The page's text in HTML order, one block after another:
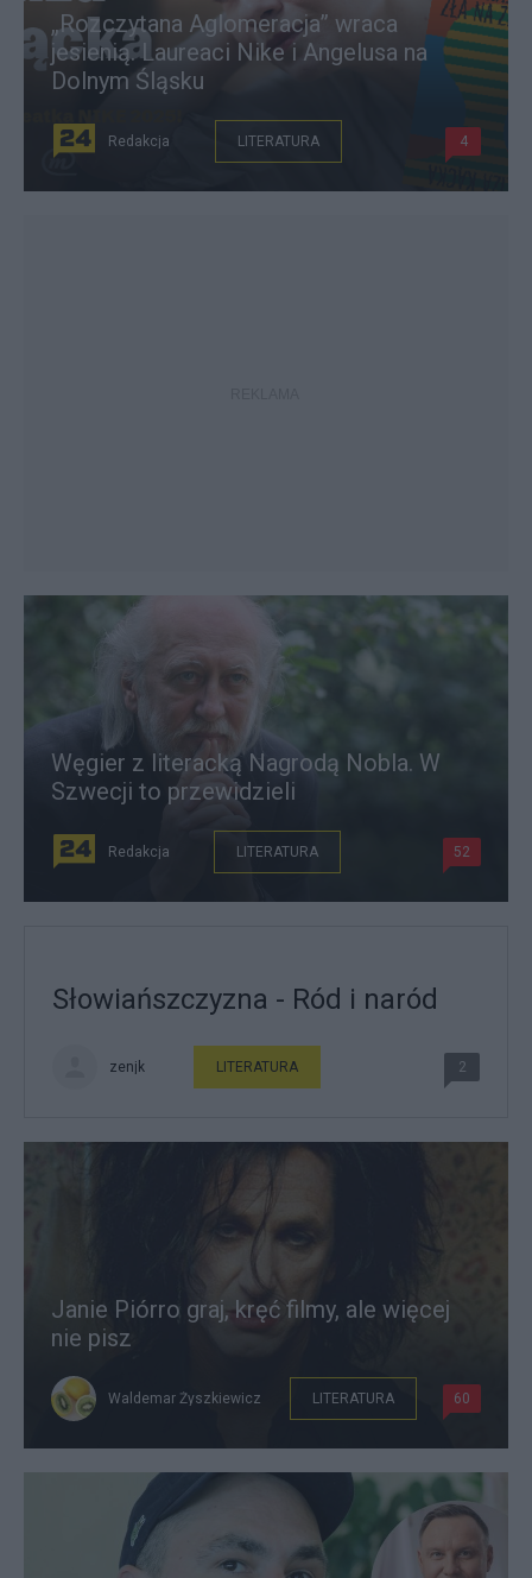
„Rozczytana Aglomeracja” wraca
jesienią. Laureaci Nike i Angelusa na
Dolnym Śląsku
Redakcja LITERATURA 4
Węgier z literacką Nagrodą Nobla. W
Szwecji to przewidzieli
Redakcja LITERATURA 52
Słowiańszczyzna - Ród i naród
zenjk LITERATURA 2
Janie Piórro graj, kręć filmy, ale więcej
nie pisz
Waldemar Żyszkiewicz LITERATURA 60